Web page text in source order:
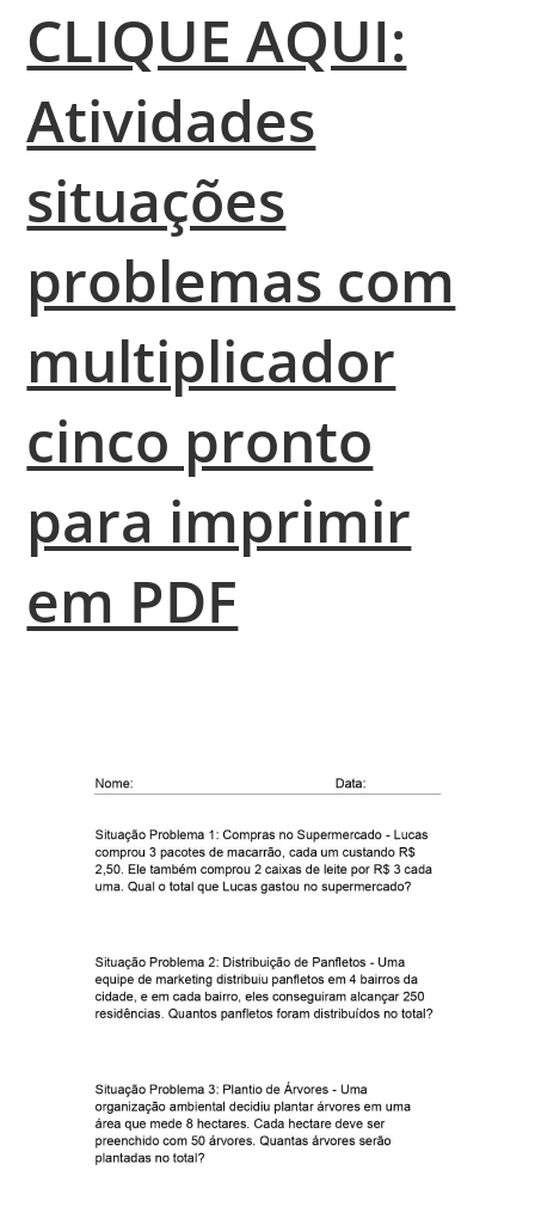
CLIQUE AQUI:
Atividades
situações
problemas com
multiplicador
cinco pronto
para imprimir
em PDF